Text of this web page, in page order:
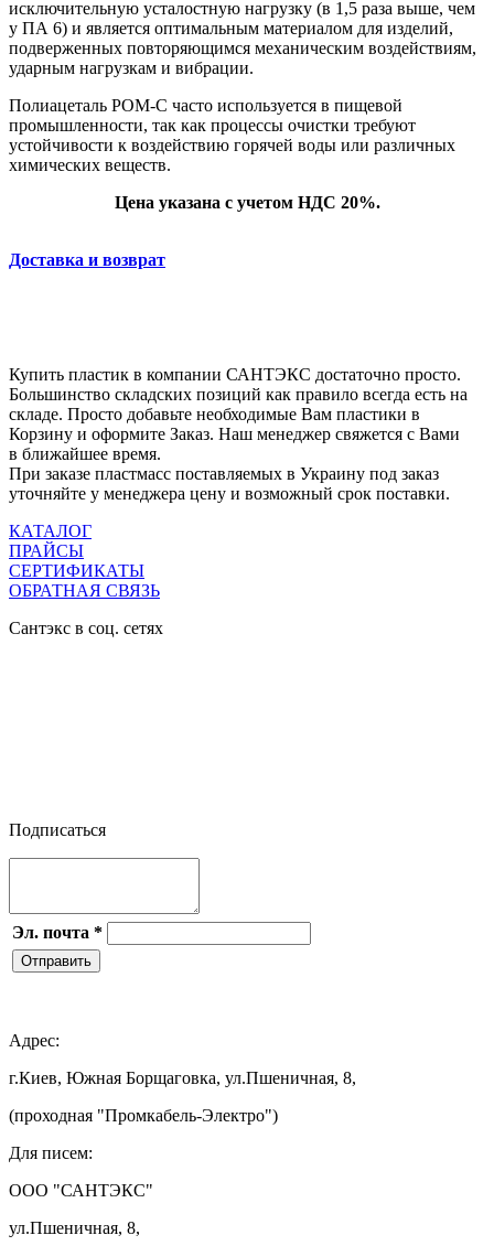
исключительную усталостную нагрузку (в 1,5 раза выше, чем
у ПА 6) и является оптимальным материалом для изделий,
подверженных повторяющимся механическим воздействиям,
ударным нагрузкам и вибрации.
Полиацеталь POM-C часто используется в пищевой
промышленности, так как процессы очистки требуют
устойчивости к воздействию горячей воды или различных
химических веществ.
Цена указана с учетом НДС 20%.
Доставка и возврат
Купить пластик в компании САНТЭКС достаточно просто.
Большинство складских позиций как правило всегда есть на
складе. Просто добавьте необходимые Вам пластики в
Корзину и оформите Заказ. Наш менеджер свяжется с Вами
в ближайшее время.
При заказе пластмасс поставляемых в Украину под заказ
уточняйте у менеджера цену и возможный срок поставки.
КАТАЛОГ
ПРАЙСЫ
СЕРТИФИКАТЫ
ОБРАТНАЯ СВЯЗЬ
Сантэкс в соц. сетях
Подписаться
Эл. почта *
Отправить
Адрес:
г.Киев, Южная Борщаговка, ул.Пшеничная, 8,
(проходная "Промкабель-Электро")
Для писем:
ООО "САНТЭКС"
ул.Пшеничная, 8,